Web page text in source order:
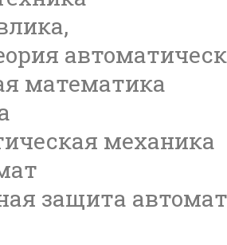
математика
механика
защита